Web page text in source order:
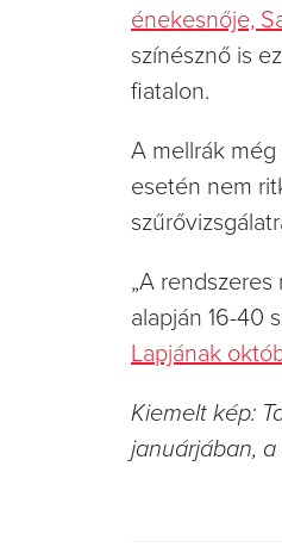
énekesnője,
színésznő is
fiatalon.
A mellrák
esetén nem
„A
alapján 16-40
Lapjának
Kiemelt kép:
januárjában,